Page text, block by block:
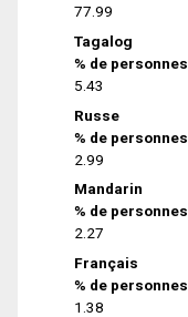
77.99
Tagalog
% de personnes
5.43
Russe
% de personnes
2.99
Mandarin
% de personnes
2.27
Français
% de personnes
1.38